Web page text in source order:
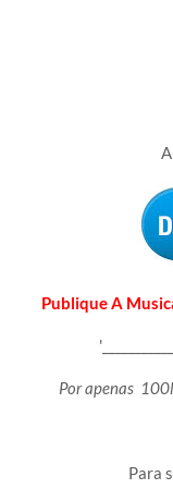
Publique A
Por apenas
Para